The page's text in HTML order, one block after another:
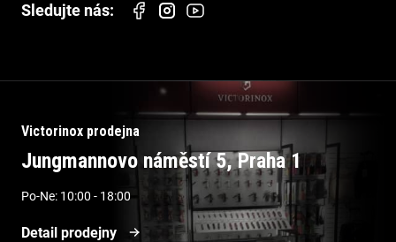
Victorinox prodejna
Jungmannovo náměstí 5, Praha 1
Po-Ne: 10:00 - 18:00
Detail prodejny